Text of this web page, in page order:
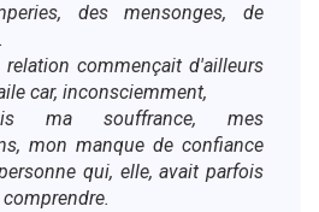
des mensonges, de
relation commençait d'ailleurs
car, inconsciemment,
ma souffrance, mes
mon manque de confiance
qui, elle, avait parfois